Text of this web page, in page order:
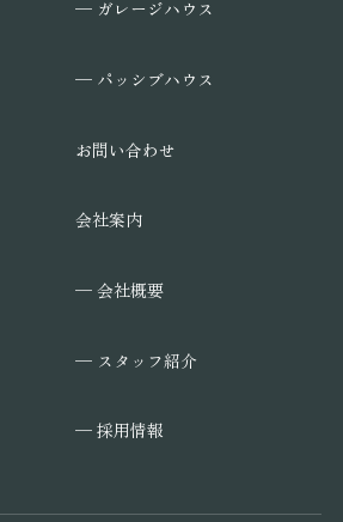
─ ガレージハウス
─ パッシブハウス
お問い合わせ
会社案内
─ 会社概要
─ スタッフ紹介
─ 採用情報